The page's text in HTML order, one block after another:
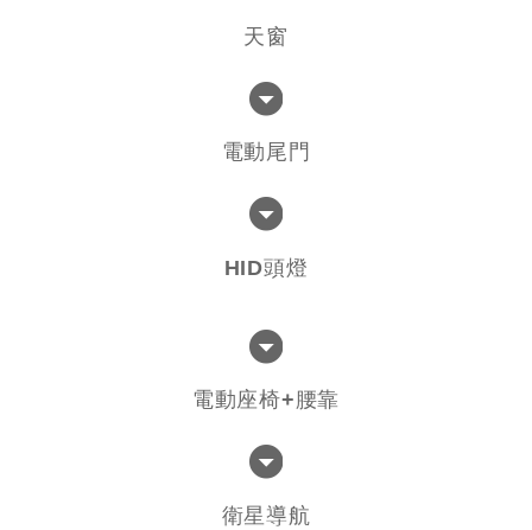
天窗
電動尾門
HID頭燈
電動座椅+腰靠
衛星導航